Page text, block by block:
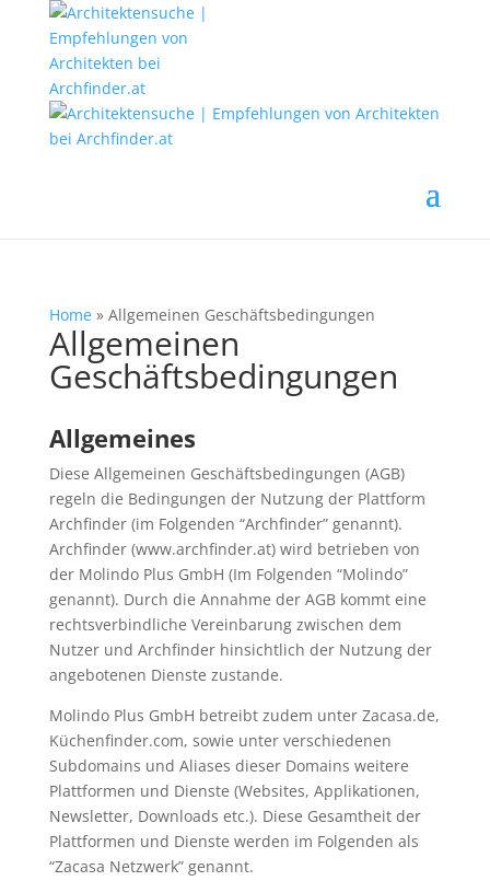
Home» Allgemeinen Geschäftsbedingungen
Allgemeinen
Geschäftsbedingungen
Allgemeines
Diese Allgemeinen Geschäftsbedingungen (AGB)
regeln die Bedingungen der Nutzung der Plattform
Archfinder (im Folgenden “Archfinder” genannt).
Archfinder (www.archfinder.at) wird betrieben von
der Molindo Plus GmbH (Im Folgenden “Molindo”
genannt). Durch die Annahme der AGB kommt eine
rechtsverbindliche Vereinbarung zwischen dem
Nutzer und Archfinder hinsichtlich der Nutzung der
angebotenen Dienste zustande.
Molindo Plus GmbH betreibt zudem unter Zacasa.de,
Küchenfinder.com, sowie unter verschiedenen
Subdomains und Aliases dieser Domains weitere
Plattformen und Dienste (Websites, Applikationen,
Newsletter, Downloads etc.). Diese Gesamtheit der
Plattformen und Dienste werden im Folgenden als
“Zacasa Netzwerk” genannt.